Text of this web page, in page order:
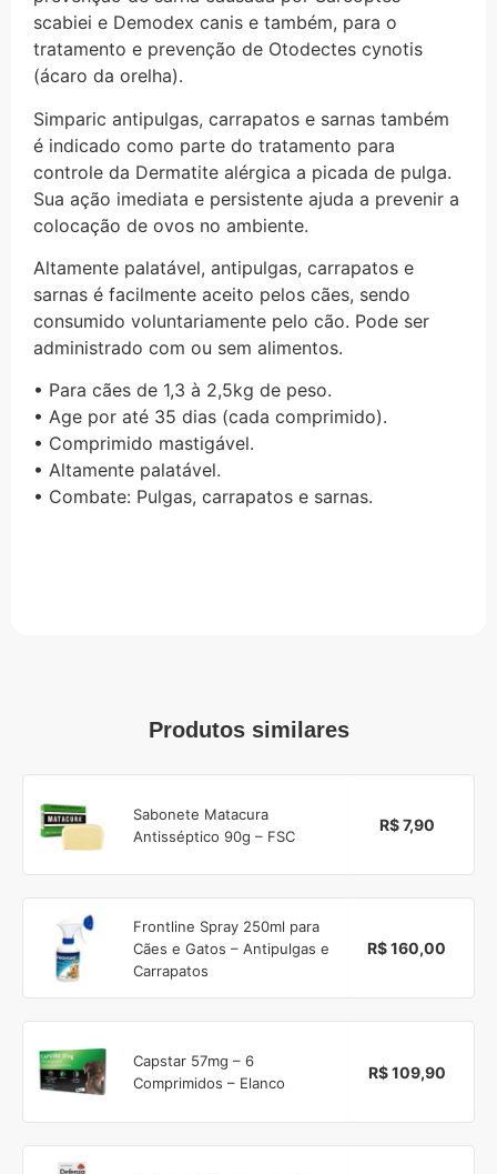
scabiei e Demodex canis e também, para o
tratamento e prevenção de Otodectes cynotis
(ácaro da orelha).
Simparic antipulgas, carrapatos e sarnas também
é indicado como parte do tratamento para
controle da Dermatite alérgica a picada de pulga.
Sua ação imediata e persistente ajuda a prevenir a
colocação de ovos no ambiente.
Altamente palatável, antipulgas, carrapatos e
sarnas é facilmente aceito pelos cães, sendo
consumido voluntariamente pelo cão. Pode ser
administrado com ou sem alimentos.
• Para cães de 1,3 à 2,5kg de peso.
• Age por até 35 dias (cada comprimido).
• Comprimido mastigável.
• Altamente palatável.
• Combate: Pulgas, carrapatos e sarnas.
Produtos similares
Sabonete Matacura
Antisséptico 90g – FSC
R$ 7,90
Frontline Spray 250ml para
Cães e Gatos – Antipulgas e
Carrapatos
R$ 160,00
Capstar 57mg – 6
Comprimidos – Elanco
R$ 109,90